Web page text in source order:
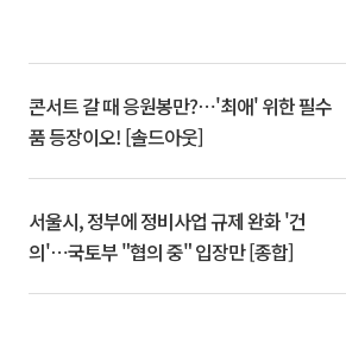
콘서트 갈 때 응원봉만?⋯'최애' 위한 필수
품 등장이오! [솔드아웃]
서울시, 정부에 정비사업 규제 완화 '건
의'⋯국토부 "협의 중" 입장만 [종합]